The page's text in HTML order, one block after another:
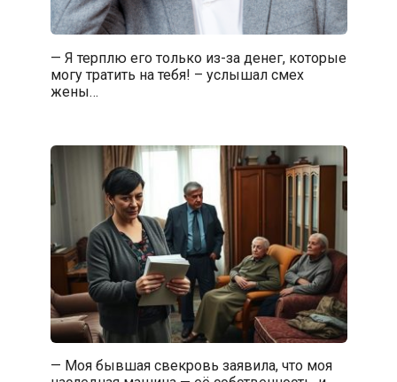
— Я терплю его только из-за денег, которые
могу тратить на тебя! – услышал смех
жены…
— Моя бывшая свекровь заявила, что моя